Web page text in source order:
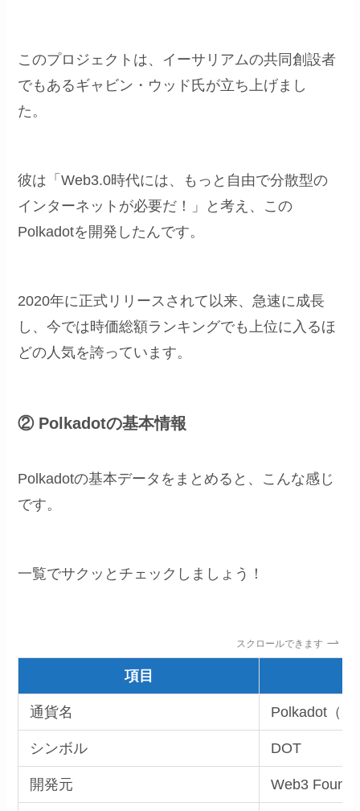
このプロジェクトは、イーサリアムの共同創設者
でもあるギャビン・ウッド氏が立ち上げまし
た。
彼は「Web3.0時代には、もっと自由で分散型の
インターネットが必要だ！」と考え、この
Polkadotを開発したんです。
2020年に正式リリースされて以来、急速に成長
し、今では時価総額ランキングでも上位に入るほ
どの人気を誇っています。
② Polkadotの基本情報
Polkadotの基本データをまとめると、こんな感じ
です。
一覧でサクッとチェックしましょう！
スクロールできます
項目
通貨名 Polkadot（
シンボル DOT
開発元 Web3